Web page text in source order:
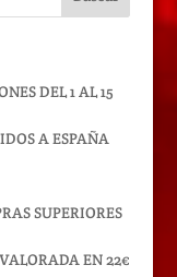
DEL 1 AL 15
A ESPAÑA
SUPERIORES
EN 22€